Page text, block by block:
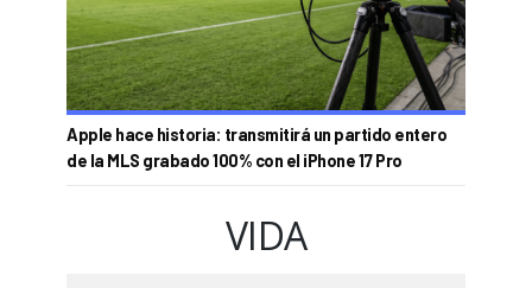
Apple hace historia: transmitirá un partido entero
de la MLS grabado 100% con el iPhone 17 Pro
VIDA